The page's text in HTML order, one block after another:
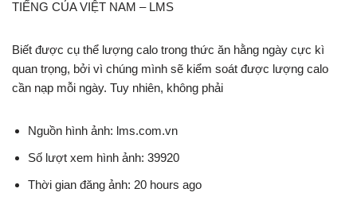
TIẾNG CỦA VIỆT NAM – LMS
Biết được cụ thể lượng calo trong thức ăn hằng ngày cực kì
quan trọng, bởi vì chúng mình sẽ kiểm soát được lượng calo
cần nạp mỗi ngày. Tuy nhiên, không phải
Nguồn hình ảnh: lms.com.vn
Số lượt xem hình ảnh: 39920
Thời gian đăng ảnh: 20 hours ago